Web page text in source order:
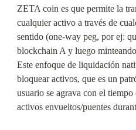
ZETA coin es que permite la
cualquier activo a través de
sentido (one-way peg, por ej:
blockchain A y luego
Este enfoque de liquidación
bloquear activos, que es un
usuario se agrava con el
activos envueltos/puentes